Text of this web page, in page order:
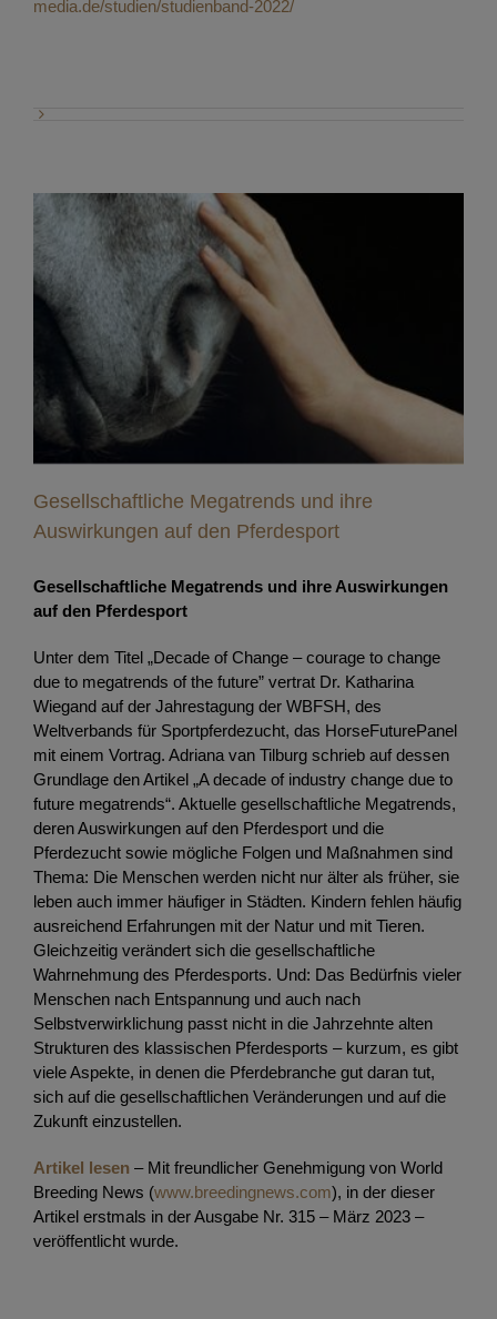
media.de/studien/studienband-2022/
Gesellschaftliche Megatrends und ihre
Auswirkungen auf den Pferdesport
Gesellschaftliche Megatrends und ihre
Auswirkungen auf den Pferdesport
Gesellschaftliche Megatrends und ihre Auswirkungen
auf den Pferdesport
Unter dem Titel „Decade of Change – courage to change
due to megatrends of the future” vertrat Dr. Katharina
Wiegand auf der Jahrestagung der WBFSH, des
Weltverbands für Sportpferdezucht, das HorseFuturePanel
mit einem Vortrag. Adriana van Tilburg schrieb auf dessen
Grundlage den Artikel „A decade of industry change due to
future megatrends“. Aktuelle gesellschaftliche Megatrends,
deren Auswirkungen auf den Pferdesport und die
Pferdezucht sowie mögliche Folgen und Maßnahmen sind
Thema: Die Menschen werden nicht nur älter als früher, sie
leben auch immer häufiger in Städten. Kindern fehlen häufig
ausreichend Erfahrungen mit der Natur und mit Tieren.
Gleichzeitig verändert sich die gesellschaftliche
Wahrnehmung des Pferdesports. Und: Das Bedürfnis vieler
Menschen nach Entspannung und auch nach
Selbstverwirklichung passt nicht in die Jahrzehnte alten
Strukturen des klassischen Pferdesports – kurzum, es gibt
viele Aspekte, in denen die Pferdebranche gut daran tut,
sich auf die gesellschaftlichen Veränderungen und auf die
Zukunft einzustellen.
Artikel lesen – Mit freundlicher Genehmigung von World
Breeding News (www.breedingnews.com), in der dieser
Artikel erstmals in der Ausgabe Nr. 315 – März 2023 –
veröffentlicht wurde.